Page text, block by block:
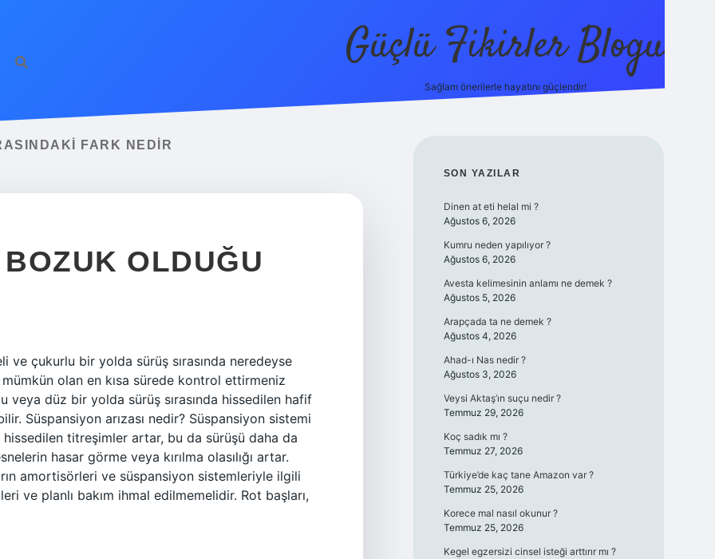
Güçlü Fikirler Blogu
Sağlam önerilerle hayatını güçlendir!
FARK NEDIR
OLDUĞU
ve çukurlu bir yolda sürüş sırasında neredeyse
olan en kısa sürede kontrol ettirmeniz
veya düz bir yolda sürüş sırasında hissedilen hafif
Süspansiyon arızası nedir? Süspansiyon sistemi
hissedilen titreşimler artar, bu da sürüşü daha da
hasar görme veya kırılma olasılığı artar.
amortisörleri ve süspansiyon sistemleriyle ilgili
ve planlı bakım ihmal edilmemelidir. Rot başları,
SIDEBAR
SON YAZILAR
Dinen at eti helal mi ?
Ağustos 6, 2026
Kumru neden yapılıyor ?
Ağustos 6, 2026
Avesta kelimesinin anlamı ne demek ?
Ağustos 5, 2026
Arapçada ta ne demek ?
Ağustos 4, 2026
Ahad-ı Nas nedir ?
Ağustos 3, 2026
Veysi Aktaş’ın suçu nedir ?
Temmuz 29, 2026
Koç sadık mı ?
Temmuz 27, 2026
Türkiye’de kaç tane Amazon var ?
Temmuz 25, 2026
Korece mal nasıl okunur ?
Temmuz 25, 2026
Kegel egzersizi cinsel isteği arttırır mı ?